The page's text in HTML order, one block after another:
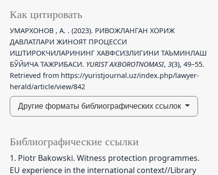
Как цитировать
УМАРХОНОВ , А. . (2023). РИВОЖЛАНГАН ХОРИЖ
ДАВЛАТЛАРИ ЖИНОЯТ ПРОЦЕССИ
ИШТИРОКЧИЛАРИНИНГ ХАВФСИЗЛИГИНИ ТАЪМИНЛАШ
БЎЙИЧА ТАЖРИБАСИ. YURIST AXBOROTNOMASI, 3(3), 49–55.
Retrieved from https://yuristjournal.uz/index.php/lawyer-
herald/article/view/842
Другие форматы библиографических ссылок
Библиографические ссылки
1. Piotr Bakowski. Witness protection programmes.
EU experience in the international context//Library